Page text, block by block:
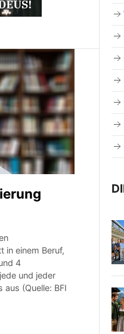
in einem Beruf,
4
und jeder
(Quelle: BFI